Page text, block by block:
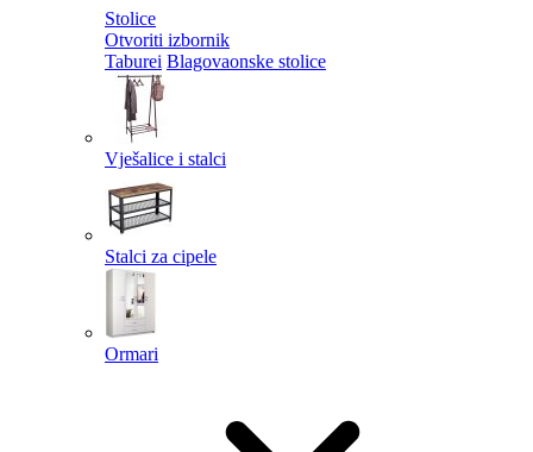
Stolice
Otvoriti izbornik
Taburei Blagovaonske stolice
Vješalice i stalci
Stalci za cipele
Ormari